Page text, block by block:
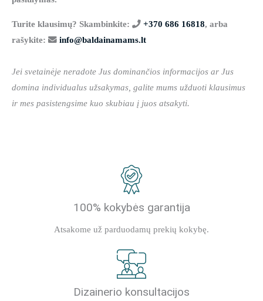
Turite klausimų? Skambinkite: +370 686 16818, arba
rašykite:
info@baldainamams.lt
Jei svetainėje neradote Jus dominančios informacijos ar Jus
domina individualus užsakymas, galite mums užduoti klausimus
ir mes pasistengsime kuo skubiau į juos atsakyti.
100% kokybės garantija
Atsakome už parduodamų prekių kokybę.
Dizainerio konsultacijos